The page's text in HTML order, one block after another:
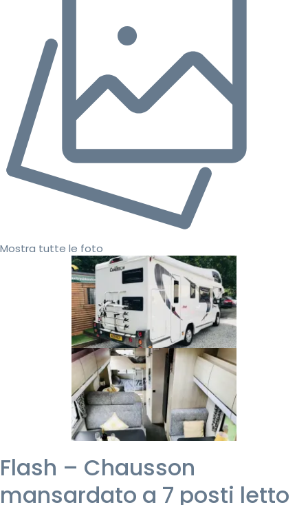
Mostra tutte le foto
Flash – Chausson
mansardato a 7 posti letto